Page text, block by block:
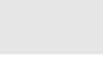
AMD rilascia i driver